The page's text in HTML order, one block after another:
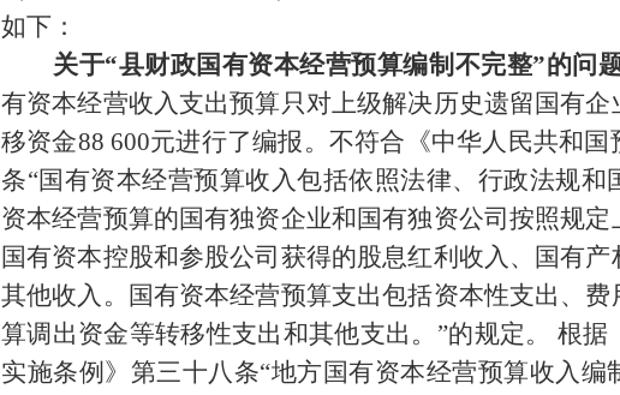
如下：
关于“县财政国有资本经营预算编制不完整”的问
有资本经营收入支出预算只对上级解决历史遗留国有
移资金88 600元进行了编报。不符合《中华人民共和
条“国有资本经营预算收入包括依照法律、行政法规和
资本经营预算的国有独资企业和国有独资公司按照规
国有资本控股和参股公司获得的股息红利收入、国有
其他收入。国有资本经营预算支出包括资本性支出、
算调出资金等转移性支出和其他支出。”的规定。
根据
实施条例》第三十八条“地方国有资本经营预算收入编